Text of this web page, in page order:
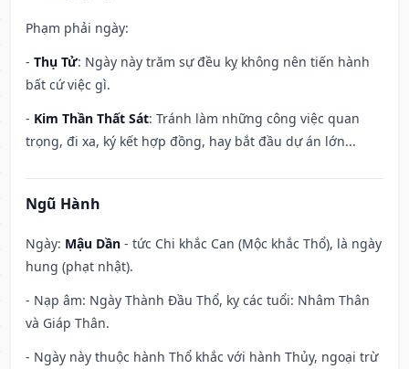
Phạm phải ngày:
- Thụ Tử: Ngày này trăm sự đều kỵ không nên tiến hành
bất cứ việc gì.
- Kim Thần Thất Sát: Tránh làm những công việc quan
trọng, đi xa, ký kết hợp đồng, hay bắt đầu dự án lớn...
Ngũ Hành
Ngày: Mậu Dần - tức Chi khắc Can (Mộc khắc Thổ), là ngày
hung (phạt nhật).
- Nạp âm: Ngày Thành Đầu Thổ, kỵ các tuổi: Nhâm Thân
và Giáp Thân.
- Ngày này thuộc hành Thổ khắc với hành Thủy, ngoại trừ